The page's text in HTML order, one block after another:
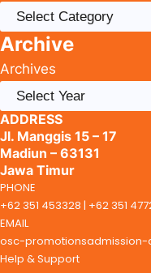
Archive
Archives
ADDRESS
Jl. Manggis 15 – 17
Madiun – 63131
Jawa Timur
PHONE
+62 351 453328 | +62 351
EMAIL
osc-promotionsadmission-
Help & Support